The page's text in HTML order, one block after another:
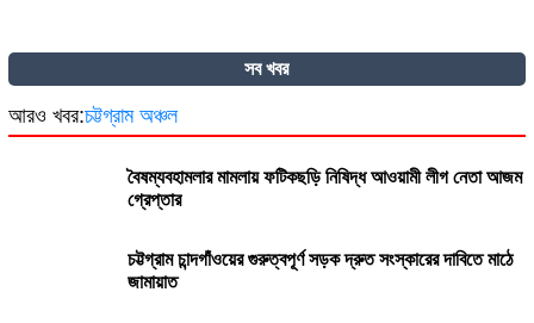
সব খবর
আরও খবর:চট্টগ্রাম অঞ্চল
বৈষম্যবহামলার মামলায় ফটিকছড়ি নিষিদ্ধ আওয়ামী লীগ নেতা আজম
গ্রেপ্তার
চট্টগ্রাম চান্দগাঁওয়ের গুরুত্বপূর্ণ সড়ক দ্রুত সংস্কারের দাবিতে মাঠে
জামায়াত